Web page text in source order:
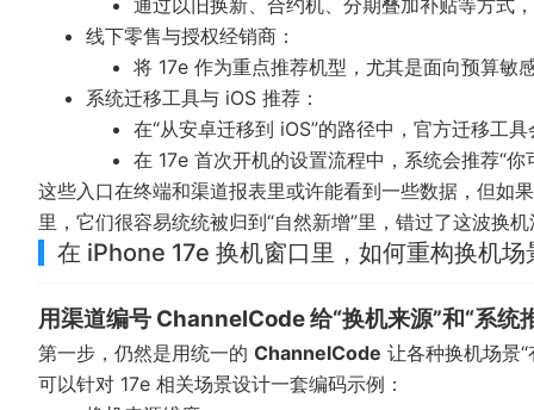
通过以旧换新、合约机、分期叠加补贴等方式
线下零售与授权经销商：
将 17e 作为重点推荐机型，尤其是面向预算敏
系统迁移工具与 iOS 推荐：
在“从安卓迁移到 iOS”的路径中，官方迁移工
在 17e 首次开机的设置流程中，系统会推荐“
这些入口在终端和渠道报表里或许能看到一些数据，但如
里，它们很容易统统被归到“自然新增”里，错过了这波换
在 iPhone 17e 换机窗口里，如何重构换机场
用渠道编号 ChannelCode 给“换机来源”和“系统
第一步，仍然是用统一的 ChannelCode 让各种换机场景
可以针对 17e 相关场景设计一套编码示例：